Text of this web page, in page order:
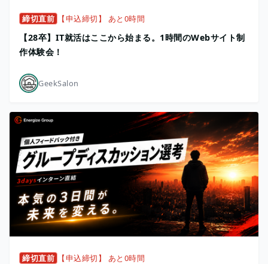
締切直前 【申込締切】 あと0時間
【28卒】IT就活はここから始まる。1時間のWebサイト制
作体験会！
GeekSalon
締切直前 【申込締切】 あと0時間